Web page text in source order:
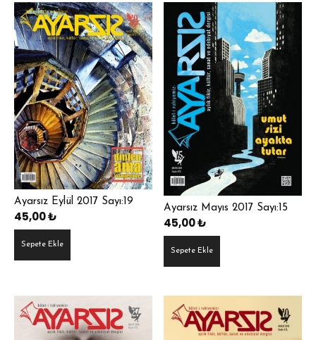
Ayarsız Eylül 2017 Sayı:19
45,00₺
Sepete Ekle
Ayarsız Mayıs 2017 Sayı:15
45,00₺
Sepete Ekle